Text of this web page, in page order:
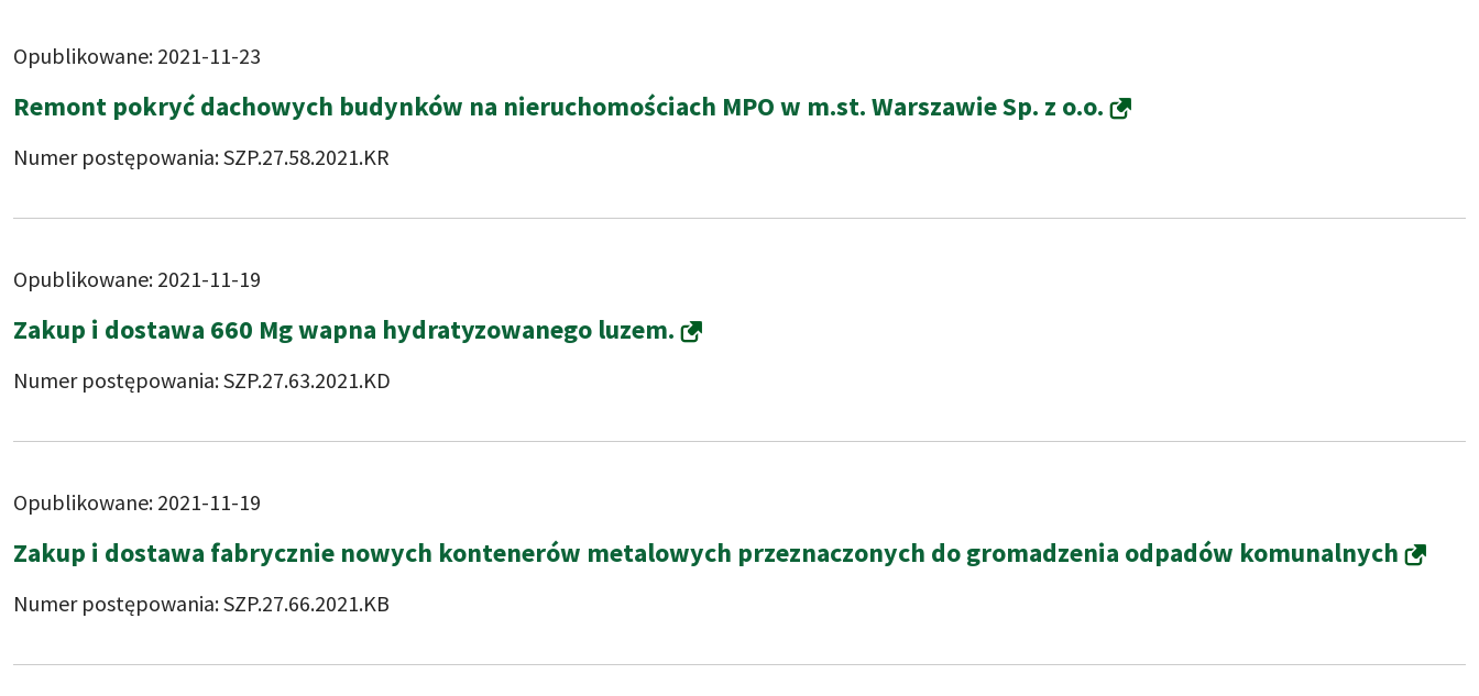
Opublikowane: 2021-11-23
Remont pokryć dachowych budynków na nieruchomościach MPO w m.st. Warszawie Sp. z o.o.
Numer postępowania: SZP.27.58.2021.KR
Opublikowane: 2021-11-19
Zakup i dostawa 660 Mg wapna hydratyzowanego luzem.
Numer postępowania: SZP.27.63.2021.KD
Opublikowane: 2021-11-19
Zakup i dostawa fabrycznie nowych kontenerów metalowych przeznaczonych do gromadzenia odpadów komunalnych
Numer postępowania: SZP.27.66.2021.KB